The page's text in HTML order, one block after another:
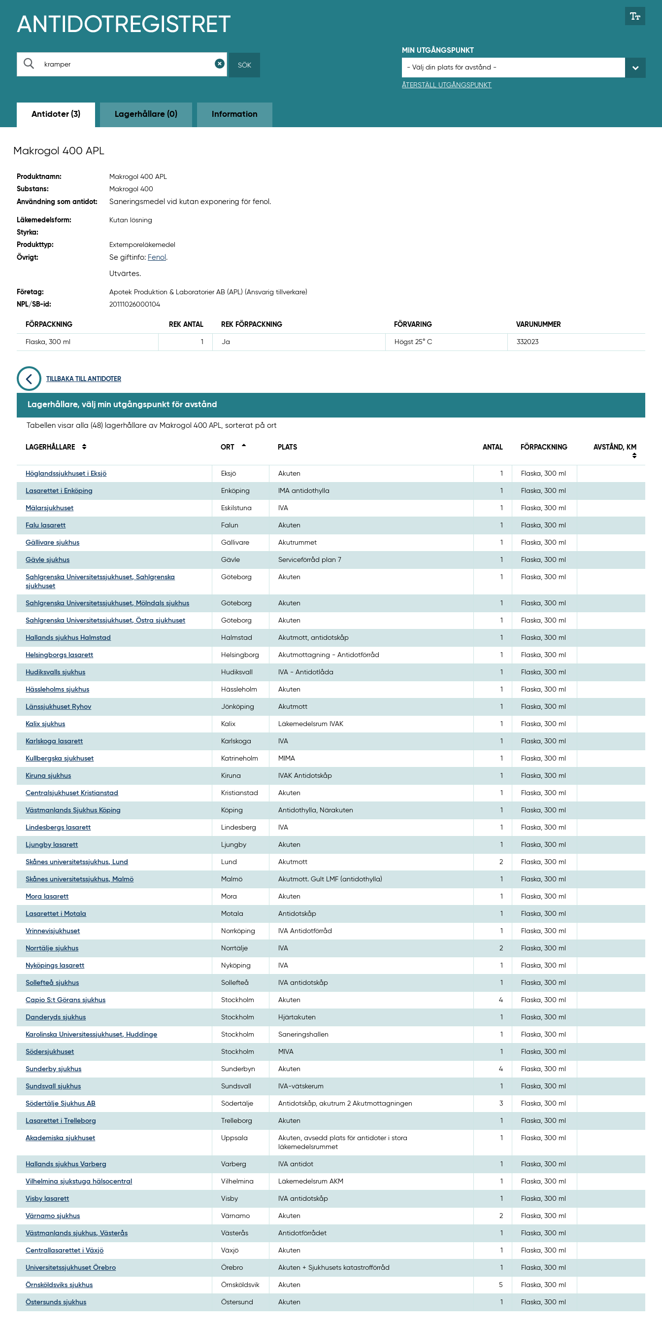
p
d
n
å
l
e
SÖK
MIN UTGÅNGSPUNKT
ÅTERSTÄLL UTGÅNGSPUNKT
Antidoter (3) Lagerhållare (0) Information
Makrogol 400 APL
Produktnamn:
Makrogol 400 APL
Substans:
Makrogol 400
Användning som antidot:
Saneringsmedel vid kutan exponering för fenol.
Läkemedelsform:
Kutan lösning
Styrka:
Produkttyp:
Extemporeläkemedel
Övrigt:
Se giftinfo: Fenol .
Utvärtes.
Företag:
Apotek Produktion & Laboratorier AB (APL) (Ansvarig tillverkare)
NPL/SB-id:
20111026000104
FÖRPACKNING REK ANTAL REK FÖRPACKNING FÖRVARING VARUNUMMER
Flaska, 300 ml 1 Ja Högst 25° C 332023
TILLBAKA TILL ANTIDOTER
Lagerhållare, välj min utgångspunkt för avstånd
Tabellen visar alla (48) lagerhållare av Makrogol 400 APL, sorterat på ort
LAGERHÅLLARE ORT PLATS ANTAL FÖRPACKNING AVSTÅND, KM
Höglandssjukhuset i Eksjö Eksjö Akuten 1 Flaska, 300 ml
Lasarettet i Enköping Enköping IMA antidothylla 1 Flaska, 300 ml
Mälarsjukhuset Eskilstuna IVA 1 Flaska, 300 ml
Falu lasarett Falun Akuten 1 Flaska, 300 ml
Gällivare sjukhus Gällivare Akutrummet 1 Flaska, 300 ml
Gävle sjukhus Gävle Serviceförråd plan 7 1 Flaska, 300 ml
Sahlgrenska Universitetssjukhuset, Sahlgrenska
sjukhuset
Göteborg Akuten 1 Flaska, 300 ml
Sahlgrenska Universitetssjukhuset, Mölndals sjukhus Göteborg Akuten 1 Flaska, 300 ml
Sahlgrenska Universitetssjukhuset, Östra sjukhuset Göteborg Akuten 1 Flaska, 300 ml
Hallands sjukhus Halmstad Halmstad Akutmott, antidotskåp 1 Flaska, 300 ml
Helsingborgs lasarett Helsingborg Akutmottagning - Antidotförråd 1 Flaska, 300 ml
Hudiksvalls sjukhus Hudiksvall IVA - Antidotlåda 1 Flaska, 300 ml
Hässleholms sjukhus Hässleholm Akuten 1 Flaska, 300 ml
Länssjukhuset Ryhov Jönköping Akutmott 1 Flaska, 300 ml
Kalix sjukhus Kalix Läkemedelsrum IVAK 1 Flaska, 300 ml
Karlskoga lasarett Karlskoga IVA 1 Flaska, 300 ml
Kullbergska sjukhuset Katrineholm MIMA 1 Flaska, 300 ml
Kiruna sjukhus Kiruna IVAK Antidotskåp 1 Flaska, 300 ml
Centralsjukhuset Kristianstad Kristianstad Akuten 1 Flaska, 300 ml
Västmanlands Sjukhus Köping Köping Antidothylla, Närakuten 1 Flaska, 300 ml
Lindesbergs lasarett Lindesberg IVA 1 Flaska, 300 ml
Ljungby lasarett Ljungby Akuten 1 Flaska, 300 ml
Skånes universitetssjukhus, Lund Lund Akutmott 2 Flaska, 300 ml
Skånes universitetssjukhus, Malmö Malmö Akutmott. Gult LMF (antidothylla) 1 Flaska, 300 ml
Mora lasarett Mora Akuten 1 Flaska, 300 ml
Lasarettet i Motala Motala Antidotskåp 1 Flaska, 300 ml
Vrinnevisjukhuset Norrköping IVA Antidotförråd 1 Flaska, 300 ml
Norrtälje sjukhus Norrtälje IVA 2 Flaska, 300 ml
Nyköpings lasarett Nyköping IVA 1 Flaska, 300 ml
Sollefteå sjukhus Sollefteå IVA antidotskåp 1 Flaska, 300 ml
Capio S:t Görans sjukhus Stockholm Akuten 4 Flaska, 300 ml
Danderyds sjukhus Stockholm Hjärtakuten 1 Flaska, 300 ml
Karolinska Universitessjukhuset, Huddinge Stockholm Saneringshallen 1 Flaska, 300 ml
Södersjukhuset Stockholm MIVA 1 Flaska, 300 ml
Sunderby sjukhus Sunderbyn Akuten 4 Flaska, 300 ml
Sundsvall sjukhus Sundsvall IVA-vätskerum 1 Flaska, 300 ml
Södertälje Sjukhus AB Södertälje Antidotskåp, akutrum 2 Akutmottagningen 3 Flaska, 300 ml
Lasarettet i Trelleborg Trelleborg Akuten 1 Flaska, 300 ml
Akademiska sjukhuset Uppsala
Akuten, avsedd plats för antidoter i stora
läkemedelsrummet
1 Flaska, 300 ml
Hallands sjukhus Varberg Varberg IVA antidot 1 Flaska, 300 ml
Vilhelmina sjukstuga hälsocentral Vilhelmina Läkemedelsrum AKM 1 Flaska, 300 ml
Visby lasarett Visby IVA antidotskåp 1 Flaska, 300 ml
Värnamo sjukhus Värnamo Akuten 2 Flaska, 300 ml
Västmanlands sjukhus, Västerås Västerås Antidotförrådet 1 Flaska, 300 ml
Centrallasarettet i Växjö Växjö Akuten 1 Flaska, 300 ml
Universitetssjukhuset Örebro Örebro Akuten + Sjukhusets katastrofförråd 1 Flaska, 300 ml
Örnsköldsviks sjukhus Örnsköldsvik Akuten 5 Flaska, 300 ml
Östersunds sjukhus Östersund Akuten 1 Flaska, 300 ml